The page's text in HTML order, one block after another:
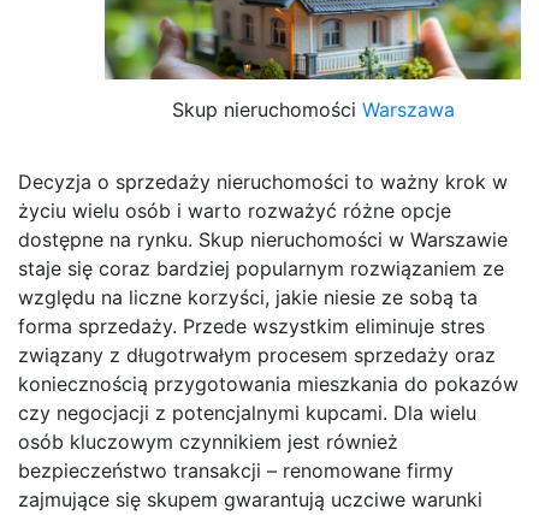
Skup nieruchomości Warszawa
Decyzja o sprzedaży nieruchomości to ważny krok w
życiu wielu osób i warto rozważyć różne opcje
dostępne na rynku. Skup nieruchomości w Warszawie
staje się coraz bardziej popularnym rozwiązaniem ze
względu na liczne korzyści, jakie niesie ze sobą ta
forma sprzedaży. Przede wszystkim eliminuje stres
związany z długotrwałym procesem sprzedaży oraz
koniecznością przygotowania mieszkania do pokazów
czy negocjacji z potencjalnymi kupcami. Dla wielu
osób kluczowym czynnikiem jest również
bezpieczeństwo transakcji – renomowane firmy
zajmujące się skupem gwarantują uczciwe warunki